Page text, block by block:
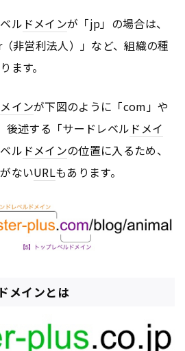
ル ドメインが「jp」の場合は、
非営利法人）」など、組織の種
ます。
インが下図のように「com」や
後述する「サードレベル ドメイ
ル ドメインの位置に入るため、
がないURLもあります。
メインとは